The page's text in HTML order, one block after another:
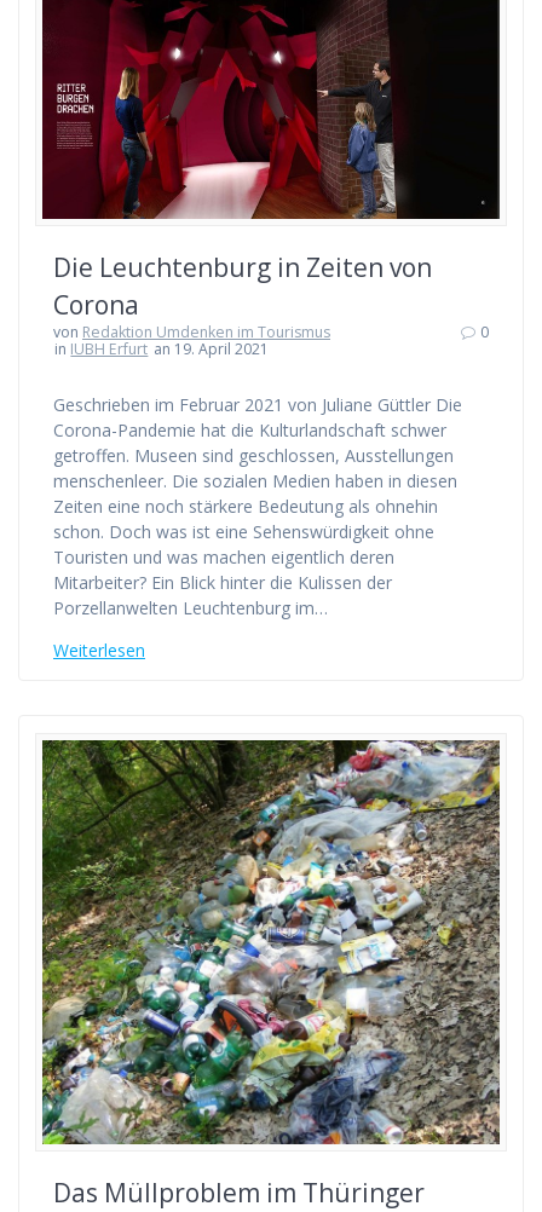
Die Leuchtenburg in Zeiten von
Corona
von Redaktion Umdenken im Tourismus
in IUBH Erfurt an 19. April 2021
0
Geschrieben im Februar 2021 von Juliane Güttler Die
Corona-Pandemie hat die Kulturlandschaft schwer
getroffen. Museen sind geschlossen, Ausstellungen
menschenleer. Die sozialen Medien haben in diesen
Zeiten eine noch stärkere Bedeutung als ohnehin
schon. Doch was ist eine Sehenswürdigkeit ohne
Touristen und was machen eigentlich deren
Mitarbeiter? Ein Blick hinter die Kulissen der
Porzellanwelten Leuchtenburg im…
Weiterlesen
Das Müllproblem im Thüringer